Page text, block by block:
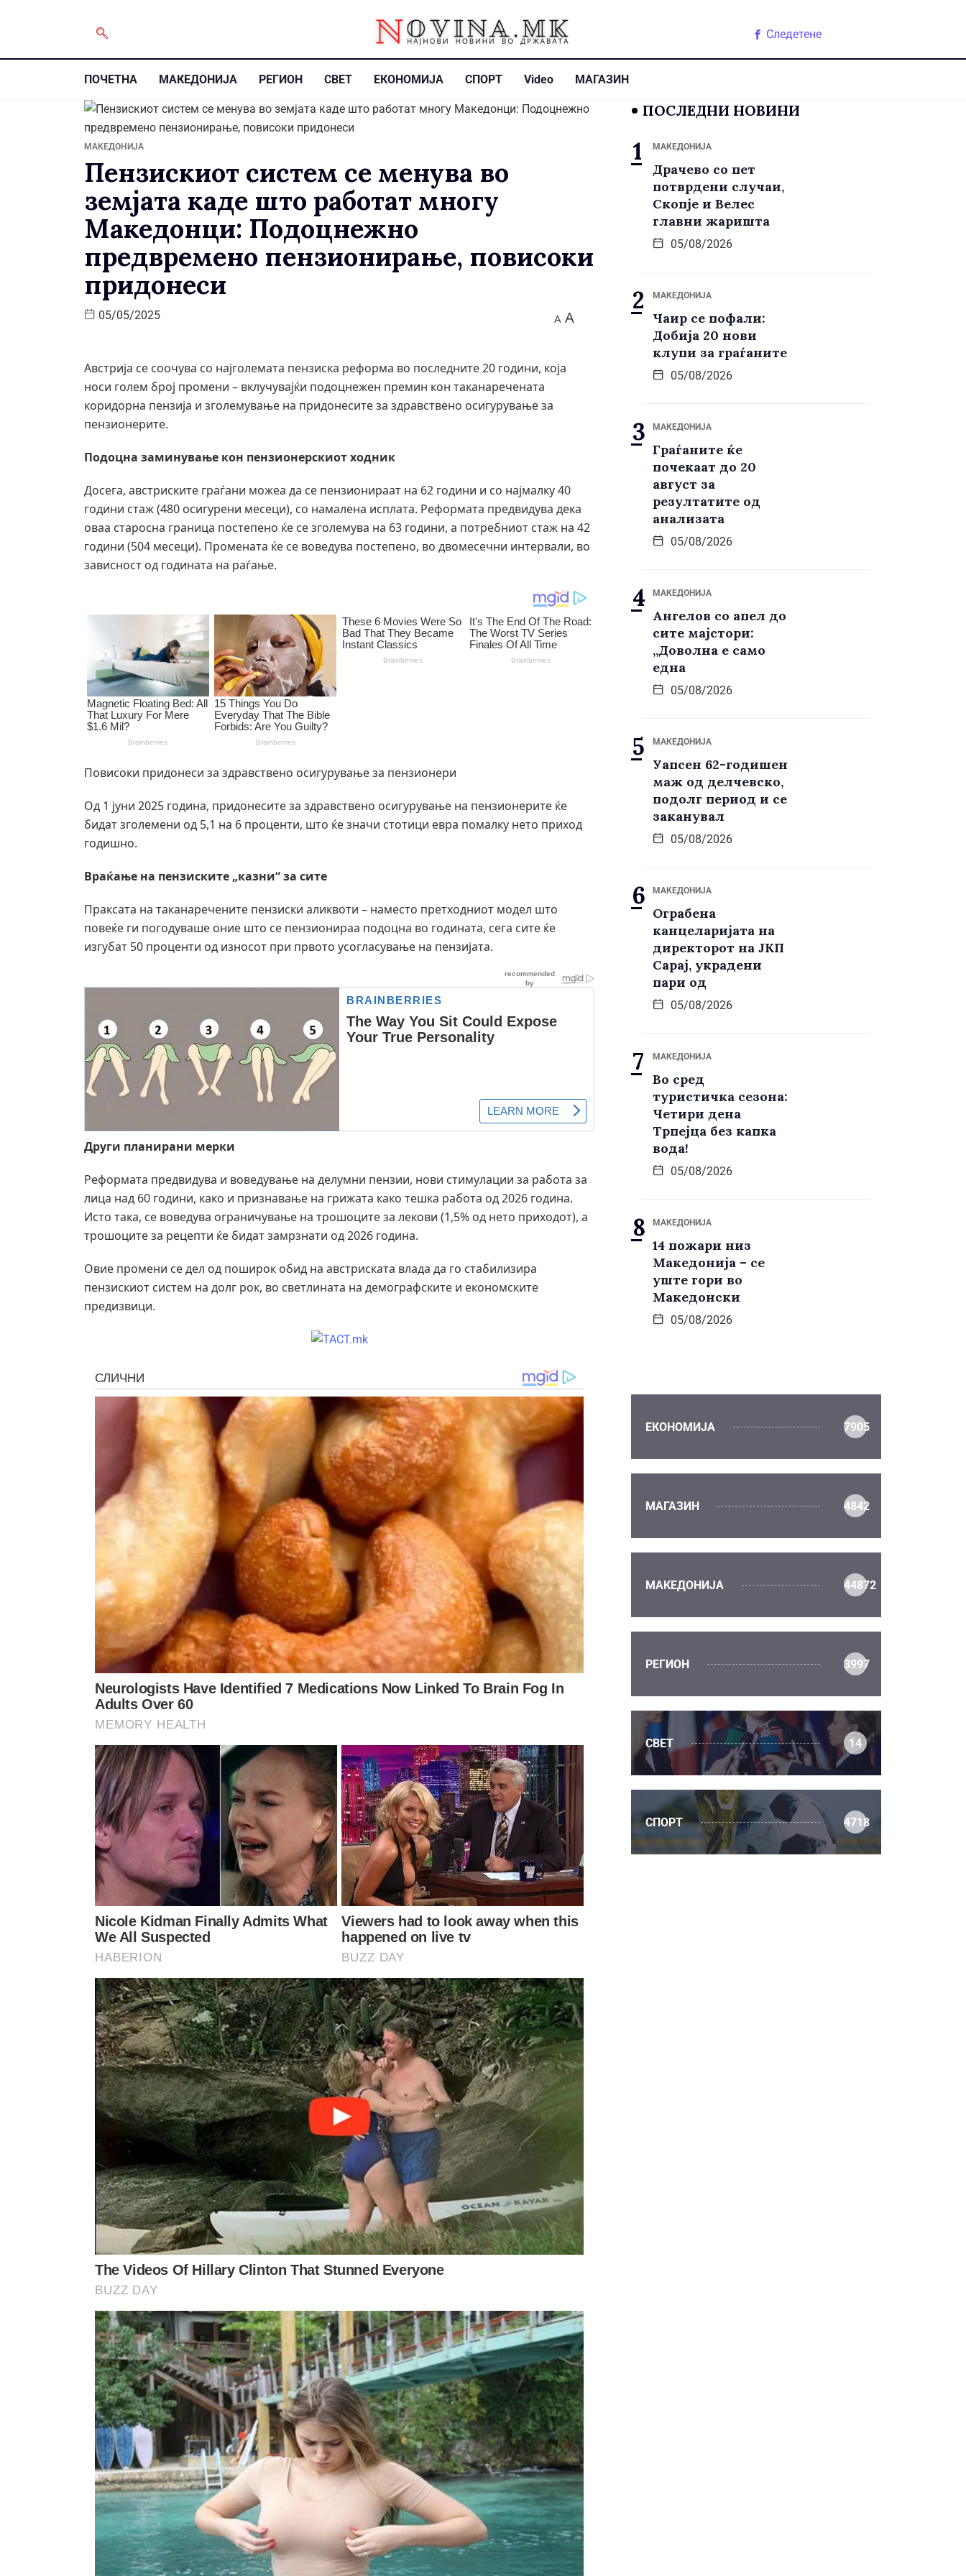
Следетене
ПОЧЕТНА МАКЕДОНИЈА РЕГИОН СВЕТ ЕКОНОМИЈА СПОРТ Video МАГАЗИН
МАКЕДОНИЈА
Пензискиот систем се менува во
земјата каде што работат многу
Македонци: Подоцнежно
предвремено пензионирање, повисоки
придонеси
05/05/2025 A A
Австрија се соочува со најголемата пензиска реформа во последните 20 години, која
носи голем број промени – вклучувајќи подоцнежен премин кон таканаречената
коридорна пензија и зголемување на придонесите за здравствено осигурување за
пензионерите.
Подоцна заминување кон пензионерскиот ходник
Досега, австриските граѓани можеа да се пензионираат на 62 години и со најмалку 40
години стаж (480 осигурени месеци), со намалена исплата. Реформата предвидува дека
оваа старосна граница постепено ќе се зголемува на 63 години, а потребниот стаж на 42
години (504 месеци). Промената ќе се воведува постепено, во двомесечни интервали, во
зависност од годината на раѓање.
Повисоки придонеси за здравствено осигурување за пензионери
Од 1 јуни 2025 година, придонесите за здравствено осигурување на пензионерите ќе
бидат зголемени од 5,1 на 6 проценти, што ќе значи стотици евра помалку нето приход
годишно.
Враќање на пензиските „казни“ за сите
Праксата на таканаречените пензиски аликвоти – наместо претходниот модел што
повеќе ги погодуваше оние што се пензионираа подоцна во годината, сега сите ќе
изгубат 50 проценти од износот при првото усогласување на пензијата.
Други планирани мерки
Реформата предвидува и воведување на делумни пензии, нови стимулации за работа за
лица над 60 години, како и признавање на грижата како тешка работа од 2026 година.
Исто така, се воведува ограничување на трошоците за лекови (1,5% од нето приходот), а
трошоците за рецепти ќе бидат замрзнати од 2026 година.
Овие промени се дел од поширок обид на австриската влада да го стабилизира
пензискиот систем на долг рок, во светлината на демографските и економските
предизвици.
ПОСЛЕДНИ НОВИНИ
МАКЕДОНИЈА
Драчево со пет
потврдени случаи,
Скопје и Велес
главни жаришта
05/08/2026
МАКЕДОНИЈА
Чаир се пофали:
Добија 20 нови
клупи за граѓаните
05/08/2026
МАКЕДОНИЈА
Граѓаните ќе
почекаат до 20
август за
резултатите од
анализата
05/08/2026
МАКЕДОНИЈА
Ангелов со апел до
сите мајстори:
„Доволна е само
една
05/08/2026
МАКЕДОНИЈА
Уапсен 62-годишен
маж од делчевско,
подолг период и се
заканувал
05/08/2026
МАКЕДОНИЈА
Ограбена
канцеларијата на
директорот на ЈКП
Сарај, украдени
пари од
05/08/2026
МАКЕДОНИЈА
Во сред
туристичка сезона:
Четири дена
Трпејца без капка
вода!
05/08/2026
МАКЕДОНИЈА
14 пожари низ
Македонија – се
уште гори во
Македонски
05/08/2026
ЕКОНОМИЈА 7905
МАГАЗИН 4842
МАКЕДОНИЈА 44872
РЕГИОН 3997
СВЕТ 14
СПОРТ 4718